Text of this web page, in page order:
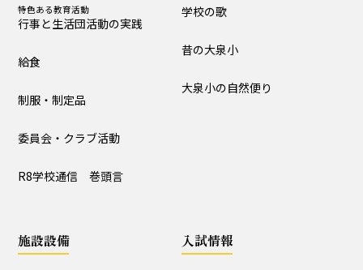
大泉小の自然便り
構内図 富浦寮
特色ある教育活動
行事と生活団活動の実践
給食
制服・制定品
委員会・クラブ活動
R8学校通信 巻頭言
学校の歌
昔の大泉小
大泉小の自然便り
施設設備 入試情報